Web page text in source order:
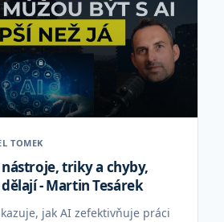
TOMEK
triky a chyby,
- Martin Tesárek
jak AI zefektivňuje práci